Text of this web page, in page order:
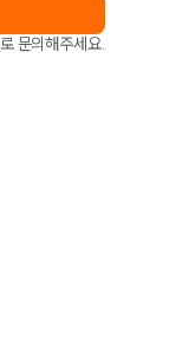
로 문의해주세요.